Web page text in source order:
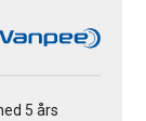
5 års